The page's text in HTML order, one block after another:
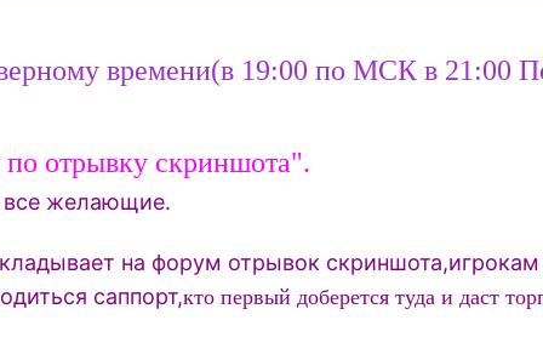
времени(в 19:00 по МСК в 21:00
отрывку скриншота".
все желающие.
на форум отрывок скриншота,игрокам
саппорт,кто первый доберется туда и даст